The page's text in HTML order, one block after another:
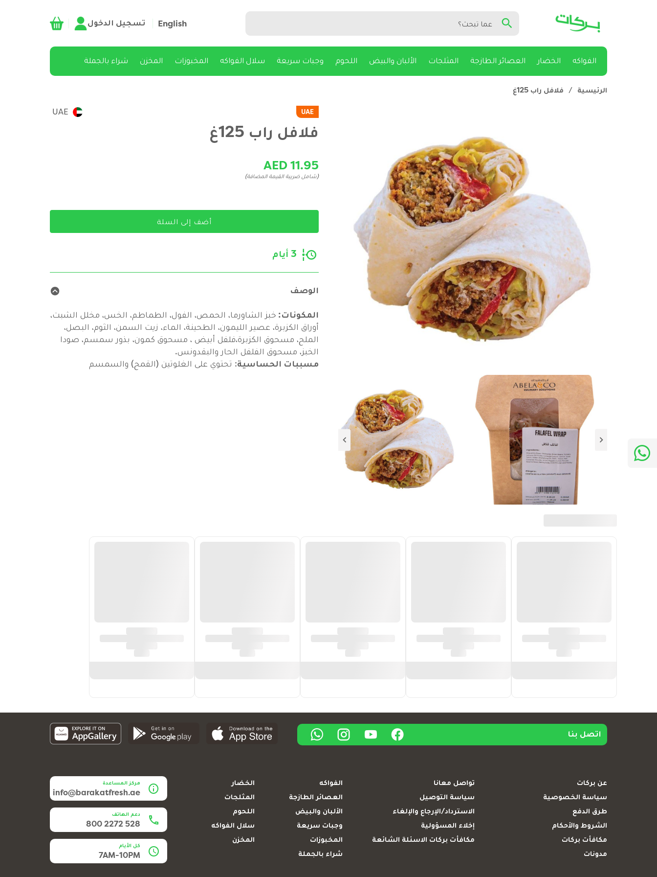
English تسجيل الدخول
الفواكه الخضار العصائر الطازجة المثلجات الألبان والبيض اللحوم وجبات سريعة سلال الفواكه المخبوزات المخزن شراء بالجملة
الرئيسية / فلافل راب 125غ
UAE
UAE
فلافل راب 125غ
AED 11.95
(شامل ضريبة القيمة المضافة)
أضف إلى السلة
3 أيام
الوصف
المكونات: خبز الشاورما، الحمص، الفول، الطماطم، الخس، مخلل الشبت،
أوراق الكزبرة، عصير الليمون، الطحينة، الماء، زيت السمن، الثوم، البصل،
الملح، مسحوق الكزبرة،فلفل أبيض ، مسحوق كمون، بذور سمسم، صودا
الخبز، مسحوق الفلفل الحار والبقدونس.
مسببات الحساسية: تحتوي على الغلوتين (القمح) والسمسم
اتصل بنا
عن بركات
تواصل معانا
سياسة الخصوصية
سياسة التوصيل
طرق الدفع
الاسترداد/الإرجاع والإلغاء
الشروط والأحكام
إخلاء المسؤولية
مكافأت بركات
مكافأت بركات الاسئلة الشائعة
مدونات
الفواكه
الخضار
العصائر الطازجة
المثلجات
الألبان والبيض
اللحوم
وجبات سريعة
سلال الفواكه
المخبوزات
المخزن
شراء بالجملة
مركز المساعدة
info@barakatfresh.ae
دعم الهاتف
800 2272 528
كل الأيام
7AM-10PM